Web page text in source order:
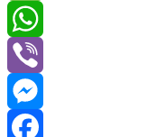
Message
WhatsApp
Viber
Messenger